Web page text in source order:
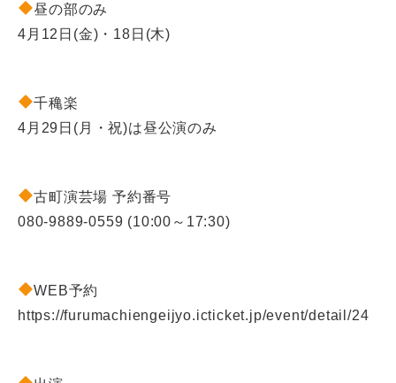
昼の部のみ
4月12日(金)・18日(木)
千穐楽
4月29日(月・祝)は昼公演のみ
古町演芸場 予約番号
080-9889-0559 (10:00～17:30)
WEB予約
https://furumachiengeijyo.icticket.jp/event/detail/24